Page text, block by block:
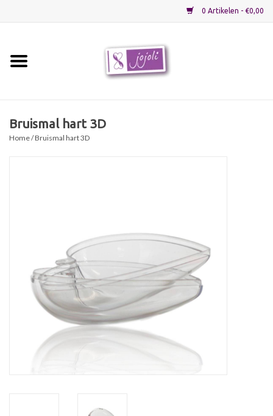
0 Artikelen - €0,00
Cadeaubon
Bruismal hart 3D
Home/ Bruismal hart 3D